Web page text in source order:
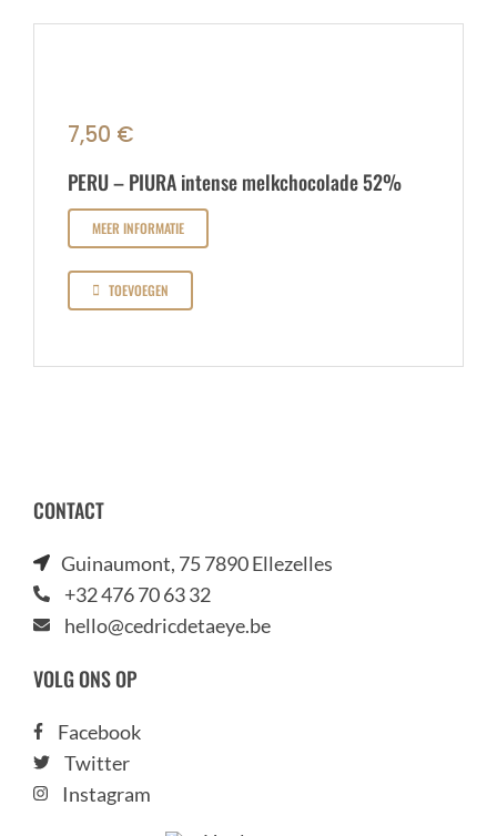
7,50 €
PERU – PIURA intense melkchocolade 52%
MEER INFORMATIE
TOEVOEGEN
CONTACT
Guinaumont, 75 7890 Ellezelles
+32 476 70 63 32
hello@cedricdetaeye.be
VOLG ONS OP
Facebook
Twitter
Instagram